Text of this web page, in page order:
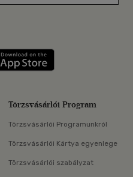
Szerezd meg: Google
Törzsvásárlói Program
Törzsvásárlói Programunkról
Törzsvásárlói Kártya egyenlege
Törzsvásárlói szabályzat